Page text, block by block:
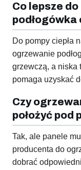
Co lepsze do
Do pompy ciepła
ogrzewanie
grzewczą, a niska
pomaga uzyskać
Czy
położyć pod
Tak, ale panele
producenta do
dobrać